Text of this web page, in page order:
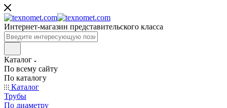
Интернет-магазин представительского класса
Каталог
По всему сайту
По каталогу
Каталог
Трубы
По диаметру